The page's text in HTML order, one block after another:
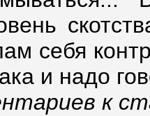
себя
и надо
к